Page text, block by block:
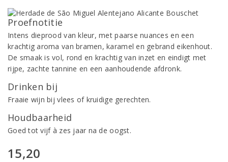
Proefnotitie
Intens dieprood van kleur, met paarse nuances en een
krachtig aroma van bramen, karamel en gebrand eikenhout.
De smaak is vol, rond en krachtig van inzet en eindigt met
rijpe, zachte tannine en een aanhoudende afdronk.
Drinken bij
Fraaie wijn bij vlees of kruidige gerechten.
Houdbaarheid
Goed tot vijf à zes jaar na de oogst.
15,20